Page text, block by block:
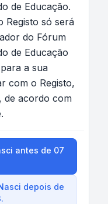
de Educação.
Registo só será
do Fórum
de Educação
a sua
com o Registo,
de acordo com
antes de 07
depois de